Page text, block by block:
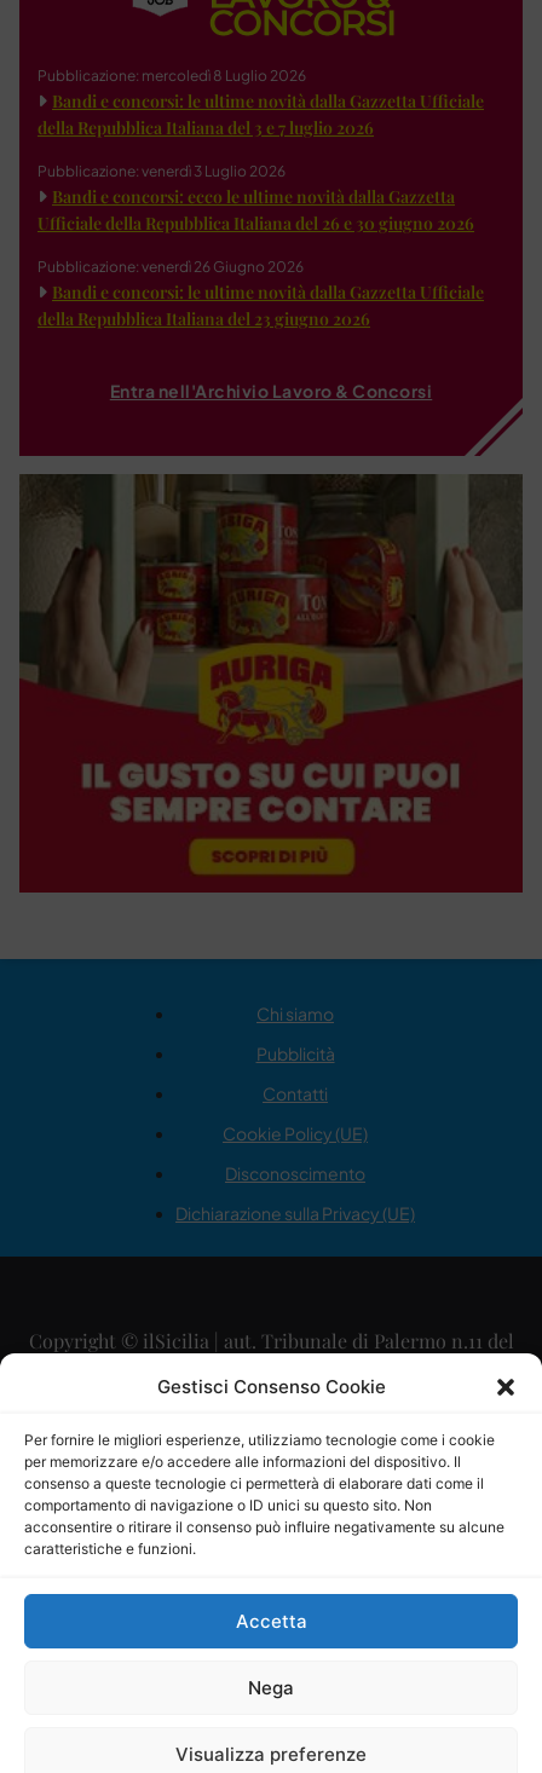
Gestisci Consenso Cookie
Per fornire le migliori esperienze, utilizziamo tecnologie come i cookie
per memorizzare e/o accedere alle informazioni del dispositivo. Il
consenso a queste tecnologie ci permetterà di elaborare dati come il
comportamento di navigazione o ID unici su questo sito. Non
acconsentire o ritirare il consenso può influire negativamente su alcune
caratteristiche e funzioni.
Accetta
Nega
Visualizza preferenze
Pubblicazione: mercoledì 8 Luglio 2026
Bandi e concorsi: le ultime novità dalla Gazzetta Ufficiale
della Repubblica Italiana del 3 e 7 luglio 2026
Pubblicazione: venerdì 3 Luglio 2026
Bandi e concorsi: ecco le ultime novità dalla Gazzetta
Ufficiale della Repubblica Italiana del 26 e 30 giugno 2026
Pubblicazione: venerdì 26 Giugno 2026
Bandi e concorsi: le ultime novità dalla Gazzetta Ufficiale
della Repubblica Italiana del 23 giugno 2026
Entra nell'Archivio Lavoro & Concorsi
Chi siamo
Pubblicità
Contatti
Cookie Policy (UE)
Disconoscimento
Dichiarazione sulla Privacy (UE)
Copyright © ilSicilia | aut. Tribunale di Palermo n.11 del
29/09/2015
Direttore Editoriale: Maurizio Scaglione
Direttore Responsabile: Maria Calabrese
P.IVA: 06334930820
Mercurio Comunicazione Società Cooperativa a r.l. è
iscritta al Registro degli Operatori di Comunicazione al
Sito gestito daLa Digitale srl–info@ladigitale.it